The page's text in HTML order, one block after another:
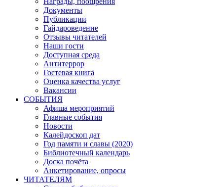
Документы
Публикации
Гайдароведение
Отзывы читателей
Наши гости
Доступная среда
Антитеррор
Гостевая книга
Оценка качества услуг
Вакансии
СОБЫТИЯ
Афиша мероприятий
Главные события
Новости
Калейдоскоп дат
Год памяти и славы (2020)
Библиотечный календарь
Доска почёта
Анкетирование, опросы
ЧИТАТЕЛЯМ